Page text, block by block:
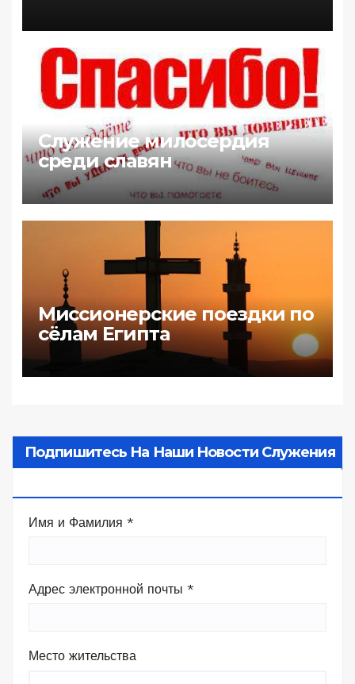
Служение милосердия
среди славян
Миссионерские поездки по
сёлам Египта
Подпишитесь На Наши Новости Служения
Имя и Фамилия *
Адрес электронной почты *
Место жительства